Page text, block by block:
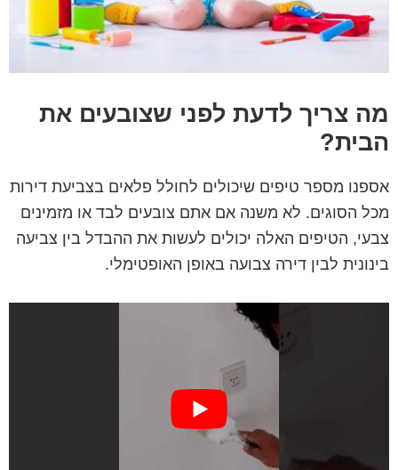
מה צריך לדעת לפני שצובעים את
הבית?
אספנו מספר טיפים שיכולים לחולל פלאים בצביעת דירות
מכל הסוגים. לא משנה אם אתם צובעים לבד או מזמינים
צבעי, הטיפים האלה יכולים לעשות את ההבדל בין צביעה
בינונית לבין דירה צבועה באופן האופטימלי.